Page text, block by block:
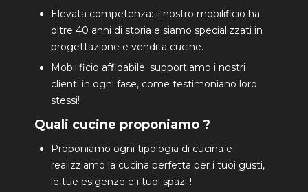
Elevata competenza: il nostro mobilificio ha
oltre 40 anni di storia e siamo specializzati in
progettazione e vendita cucine.
Mobilificio affidabile: supportiamo i nostri
clienti in ogni fase, come testimoniano loro
stessi!
Quali cucine proponiamo ?
Proponiamo ogni tipologia di cucina e
realizziamo la cucina perfetta per i tuoi gusti,
le tue esigenze e i tuoi spazi !